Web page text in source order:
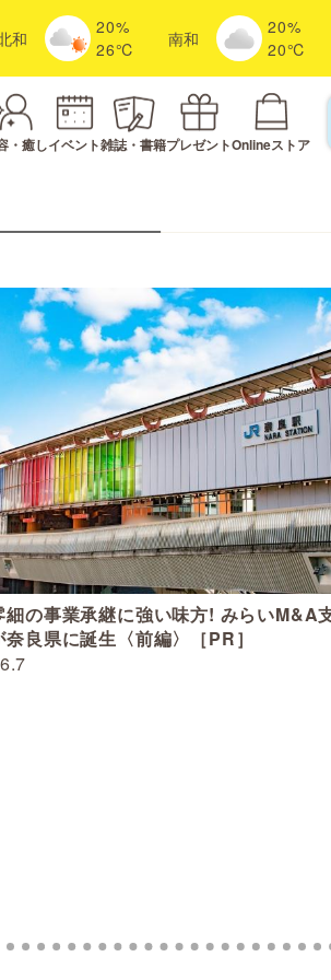
和
20%
26℃
南和
20%
20℃
・癒しイベント雑誌・書籍プレゼントOnlineストア
細の事業承継に強い味方! みらいM&A
良県に誕生〈前編〉［PR］